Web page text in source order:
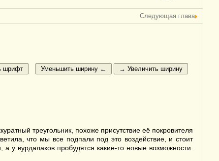
Следующая глава
треугольник, похоже присутствие её покровителя
что мы все подпали под это воздействие, и стоит
у вурдалаков пробудятся какие-то новые возможности.